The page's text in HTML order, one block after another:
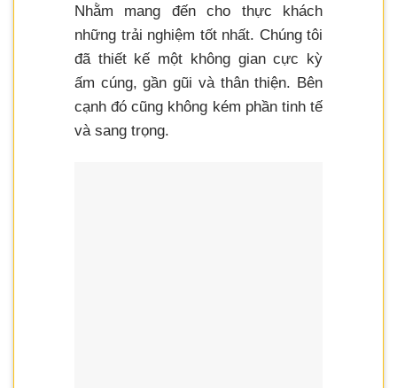
Nhằm mang đến cho thực khách
những trải nghiệm tốt nhất. Chúng tôi
đã thiết kế một không gian cực kỳ
ấm cúng, gần gũi và thân thiện. Bên
cạnh đó cũng không kém phần tinh tế
và sang trọng.